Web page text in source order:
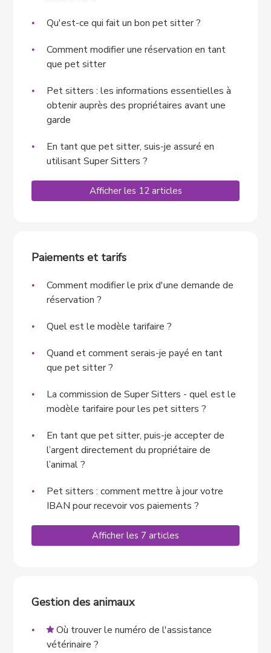
Qu'est-ce qui fait un bon pet sitter ?
Comment modifier une réservation en tant
que pet sitter
Pet sitters : les informations essentielles à
obtenir auprès des propriétaires avant une
garde
En tant que pet sitter, suis-je assuré en
utilisant Super Sitters ?
Afficher les 12 articles
Paiements et tarifs
Comment modifier le prix d'une demande de
réservation ?
Quel est le modèle tarifaire ?
Quand et comment serais-je payé en tant
que pet sitter ?
La commission de Super Sitters - quel est le
modèle tarifaire pour les pet sitters ?
En tant que pet sitter, puis-je accepter de
l’argent directement du propriétaire de
l’animal ?
Pet sitters : comment mettre à jour votre
IBAN pour recevoir vos paiements ?
Afficher les 7 articles
Gestion des animaux
Où trouver le numéro de l'assistance
vétérinaire ?